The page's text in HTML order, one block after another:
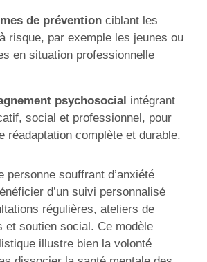
de prévention ciblant les
risque, par exemple les jeunes ou
en situation professionnelle
psychosocial intégrant
social et professionnel, pour
réadaptation complète et durable.
personne souffrant d’anxiété
d’un suivi personnalisé
régulières, ateliers de
et soutien social. Ce modèle
illustre bien la volonté